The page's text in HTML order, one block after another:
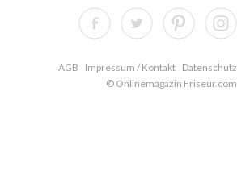
AGB Impressum / Kontakt
Datenschutz
© Onlinemagazin Friseur.com